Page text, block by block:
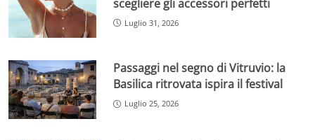
scegliere gli accessori perfetti
Luglio 31, 2026
Passaggi nel segno di Vitruvio: la
Basilica ritrovata ispira il festival
Luglio 25, 2026